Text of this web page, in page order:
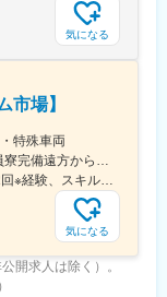
気になる
市場】
特殊車両
★転居費用負担あり／U・Iターン支援★社員寮完備遠方からのご応募も歓迎しております。【相模原製作所】■神奈川県相模原市中央区田名3000・JR横浜線相模原駅下車：社有連絡バス25分・JR相模線上溝駅：社有連絡バス15分・京王相模原線・JR横浜線・JR相模線橋本駅下車：社有連絡バス20分※三菱重工業株式会社に入社後、三菱重工エンジン＆ターボチャージャ株式会社（事業内容：エンジン及びターボチャージャの生産・販売）へ在籍出向。勤務地は上記に同じ。※受動喫煙対策：屋内全面禁煙
■月給23.5万円～50万円 +各種手当+賞与年2回※経験、スキル、年齢を考慮の上、当社規定により決定します。
気になる
開求人は除く）。